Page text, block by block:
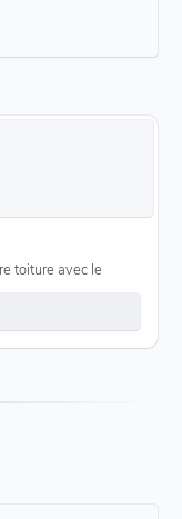
toiture avec le